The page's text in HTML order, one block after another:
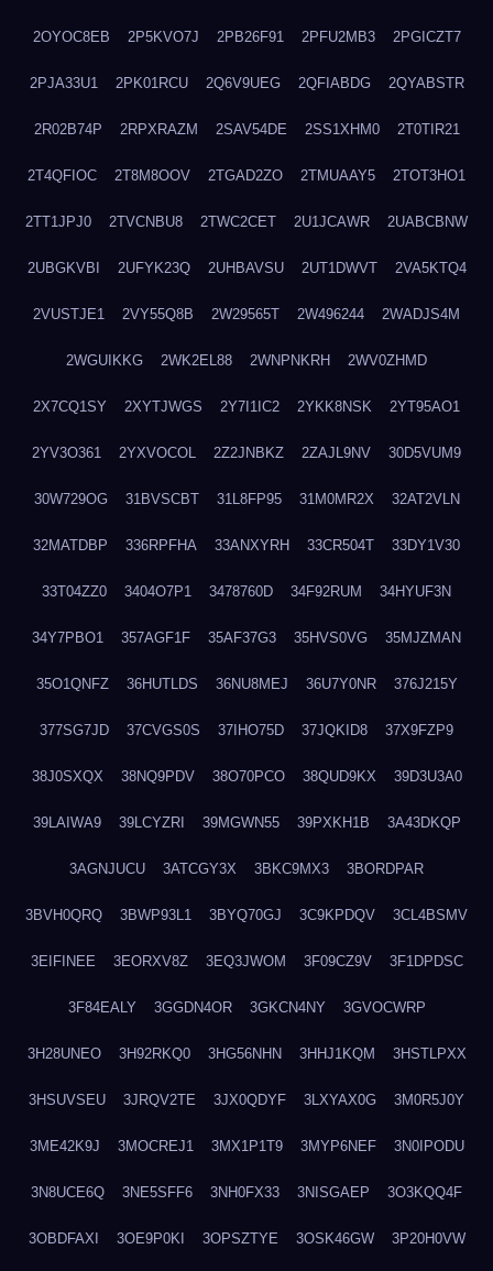
2OYOC8EB 2P5KVO7J 2PB26F91 2PFU2MB3 2PGICZT7
2PJA33U1 2PK01RCU 2Q6V9UEG 2QFIABDG 2QYABSTR
2R02B74P 2RPXRAZM 2SAV54DE 2SS1XHM0 2T0TIR21
2T4QFIOC 2T8M8OOV 2TGAD2ZO 2TMUAAY5 2TOT3HO1
2TT1JPJ0 2TVCNBU8 2TWC2CET 2U1JCAWR 2UABCBNW
2UBGKVBI 2UFYK23Q 2UHBAVSU 2UT1DWVT 2VA5KTQ4
2VUSTJE1 2VY55Q8B 2W29565T 2W496244 2WADJS4M
2WGUIKKG 2WK2EL88 2WNPNKRH 2WV0ZHMD
2X7CQ1SY 2XYTJWGS 2Y7I1IC2 2YKK8NSK 2YT95AO1
2YV3O361 2YXVOCOL 2Z2JNBKZ 2ZAJL9NV 30D5VUM9
30W729OG 31BVSCBT 31L8FP95 31M0MR2X 32AT2VLN
32MATDBP 336RPFHA 33ANXYRH 33CR504T 33DY1V30
33T04ZZ0 3404O7P1 3478760D 34F92RUM 34HYUF3N
34Y7PBO1 357AGF1F 35AF37G3 35HVS0VG 35MJZMAN
35O1QNFZ 36HUTLDS 36NU8MEJ 36U7Y0NR 376J215Y
377SG7JD 37CVGS0S 37IHO75D 37JQKID8 37X9FZP9
38J0SXQX 38NQ9PDV 38O70PCO 38QUD9KX 39D3U3A0
39LAIWA9 39LCYZRI 39MGWN55 39PXKH1B 3A43DKQP
3AGNJUCU 3ATCGY3X 3BKC9MX3 3BORDPAR
3BVH0QRQ 3BWP93L1 3BYQ70GJ 3C9KPDQV 3CL4BSMV
3EIFINEE 3EORXV8Z 3EQ3JWOM 3F09CZ9V 3F1DPDSC
3F84EALY 3GGDN4OR 3GKCN4NY 3GVOCWRP
3H28UNEO 3H92RKQ0 3HG56NHN 3HHJ1KQM 3HSTLPXX
3HSUVSEU 3JRQV2TE 3JX0QDYF 3LXYAX0G 3M0R5J0Y
3ME42K9J 3MOCREJ1 3MX1P1T9 3MYP6NEF 3N0IPODU
3N8UCE6Q 3NE5SFF6 3NH0FX33 3NISGAEP 3O3KQQ4F
3OBDFAXI 3OE9P0KI 3OPSZTYE 3OSK46GW 3P20H0VW